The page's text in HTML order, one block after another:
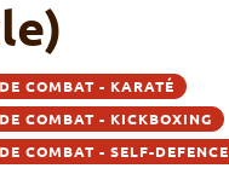
COMBAT - KARATÉ
COMBAT - KICKBOXING
COMBAT - SELF-DEFENCE